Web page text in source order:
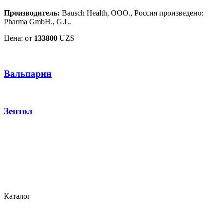
Производитель: Bausch Health, OOO., Россия произведено:
Pharma GmbH., G.L.
Цена: от 133800 UZS
Вальпарин
Зептол
Каталог